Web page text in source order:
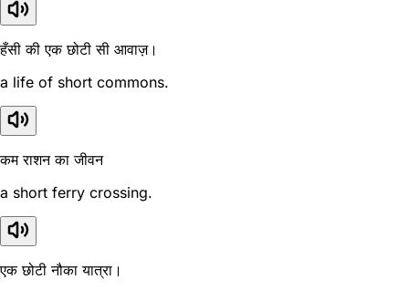
हँसी की एक छोटी सी आवाज़।
a life of short commons.
कम राशन का जीवन
a short ferry crossing.
एक छोटी नौका यात्रा।